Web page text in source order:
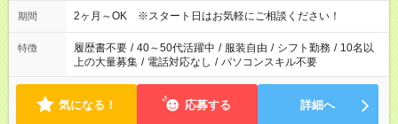
期間 2ヶ月～OK ※スタート日はお気軽にご相談ください！
特徴 履歴書不要 / 40～50代活躍中 / 服装自由 / シフト勤務 / 10名以
上の大量募集 / 電話対応なし / パソコンスキル不要
気になる！ 応募する 詳細へ